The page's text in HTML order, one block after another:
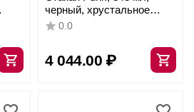
черный, хрустальное
стекло, Nachtmann
0.0
4 044.00 ₽